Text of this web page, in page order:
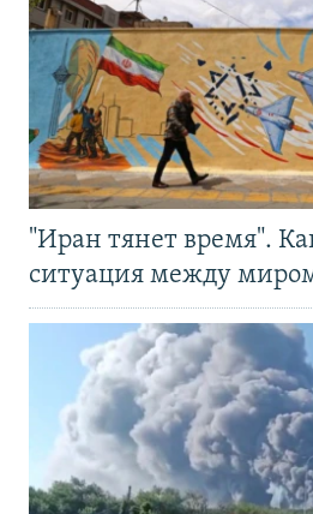
"Иран тянет время".
ситуация между